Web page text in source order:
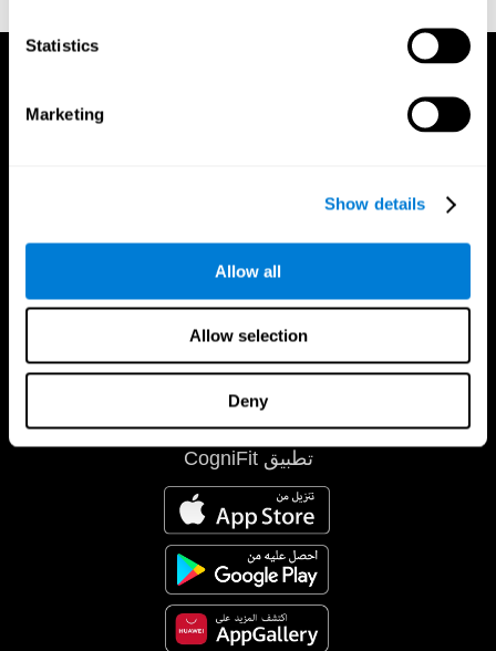
Statistics
Marketing
Show details
Allow all
Allow selection
Deny
تطبيق CogniFit